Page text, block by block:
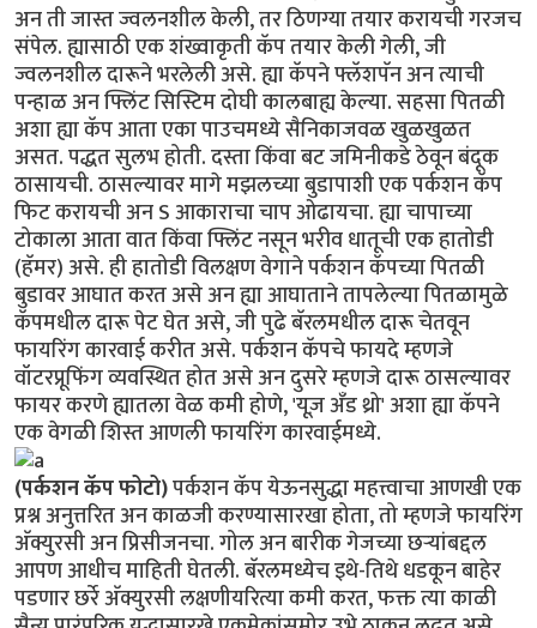
अन ती जास्त ज्वलनशील केली, तर ठिणग्या तयार करायची गरजच
संपेल. ह्यासाठी एक शंख्वाकृती कॅप तयार केली गेली, जी
ज्वलनशील दारूने भरलेली असे. ह्या कॅपने फ्लॅशपॅन अन त्याची
पन्हाळ अन फ्लिंट सिस्टिम दोघी कालबाह्य केल्या. सहसा पितळी
अशा ह्या कॅप आता एका पाउचमध्ये सैनिकाजवळ खुळखुळत
असत. पद्धत सुलभ होती. दस्ता किंवा बट जमिनीकडे ठेवून बंदूक
ठासायची. ठासल्यावर मागे मझलच्या बुडापाशी एक पर्कशन कॅप
फिट करायची अन S आकाराचा चाप ओढायचा. ह्या चापाच्या
टोकाला आता वात किंवा फ्लिंट नसून भरीव धातूची एक हातोडी
(हॅमर) असे. ही हातोडी विलक्षण वेगाने पर्कशन कॅपच्या पितळी
बुडावर आघात करत असे अन ह्या आघाताने तापलेल्या पितळामुळे
कॅपमधील दारू पेट घेत असे, जी पुढे बॅरलमधील दारू चेतवून
फायरिंग कारवाई करीत असे. पर्कशन कॅपचे फायदे म्हणजे
वॉटरप्रूफिंग व्यवस्थित होत असे अन दुसरे म्हणजे दारू ठासल्यावर
फायर करणे ह्यातला वेळ कमी होणे, 'यूज़ अँड थ्रो' अशा ह्या कॅपने
एक वेगळी शिस्त आणली फायरिंग कारवाईमध्ये.
(पर्कशन कॅप फोटो)पर्कशन कॅप येऊनसुद्धा महत्त्वाचा आणखी एक
प्रश्न अनुत्तरित अन काळजी करण्यासारखा होता, तो म्हणजे फायरिंग
अ‍ॅक्युरसी अन प्रिसीजनचा. गोल अन बारीक गेजच्या छर्‍यांबद्दल
आपण आधीच माहिती घेतली. बॅरलमध्येच इथे-तिथे धडकून बाहेर
पडणार छर्रे अ‍ॅक्युरसी लक्षणीयरित्या कमी करत, फक्त त्या काळी